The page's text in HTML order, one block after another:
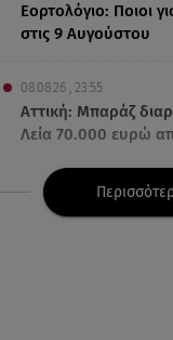
Εορτολόγιο: Ποιοι
στις 9 Αυγούστου
08.08.26 , 23:55
Αττική: Μπαράζ
Λεία 70.000 ευρώ
08.08.26 , 23:30
Greek Mafia: